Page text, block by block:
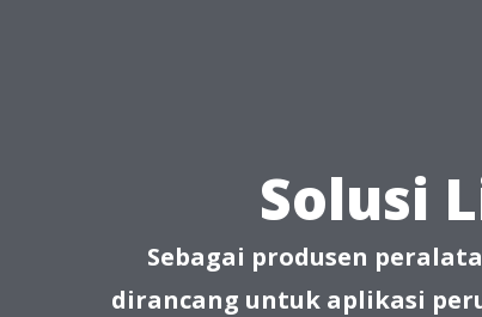
Solusi
Sebagai produsen
dirancang untuk aplikasi